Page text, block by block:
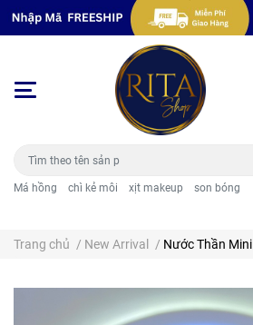
Má hồng chì kẻ môi xịt makeup son bóng
Trang chủ / New Arrival / Nước Thần